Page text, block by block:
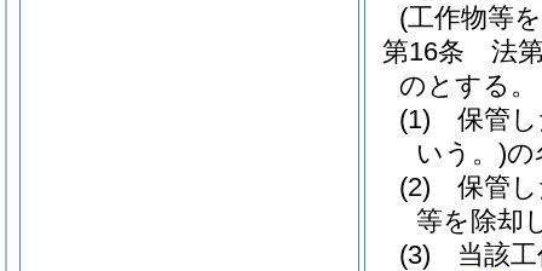
(工作物等
第16条
法
のとする。
(1)
保管
いう。)の
(2)
保管
等を除却
(3)
当該